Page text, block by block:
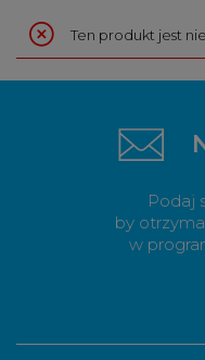
Ten produkt jest
Podaj
by
w